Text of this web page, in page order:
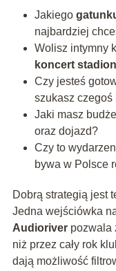
Jakiego
najbardziej
Wolisz intymny
koncert
Czy jesteś
szukasz czegoś
Jaki masz
oraz dojazd?
Czy to
bywa w Polsce
Dobrą strategią jest
Jedna wejściówka
Audioriverpozwala
niż przez cały rok
dają możliwość